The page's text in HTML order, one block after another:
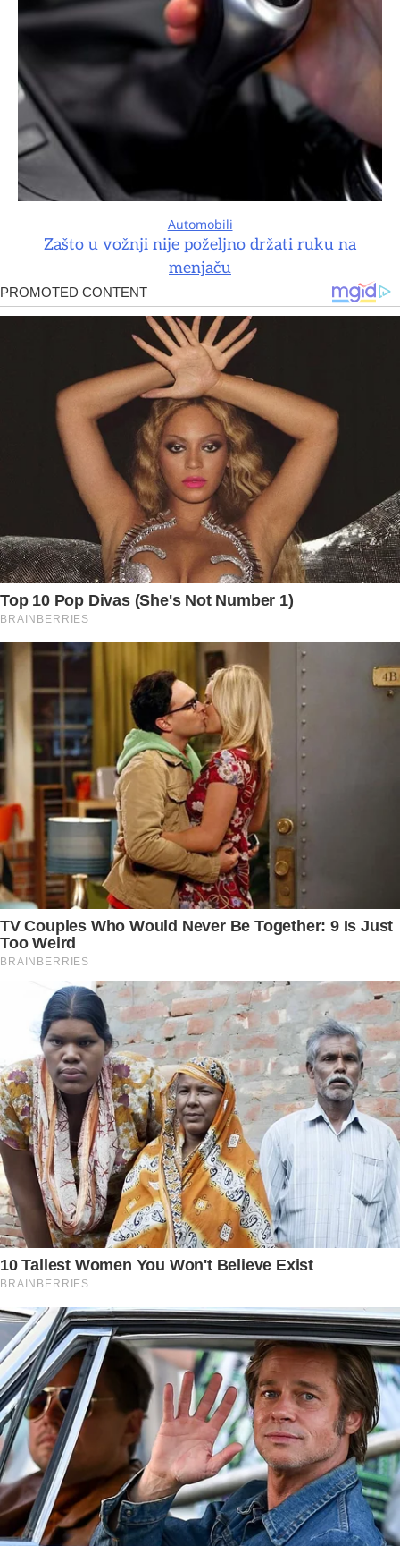
Automobili
Zašto u vožnji nije poželjno držati ruku na
menjaču